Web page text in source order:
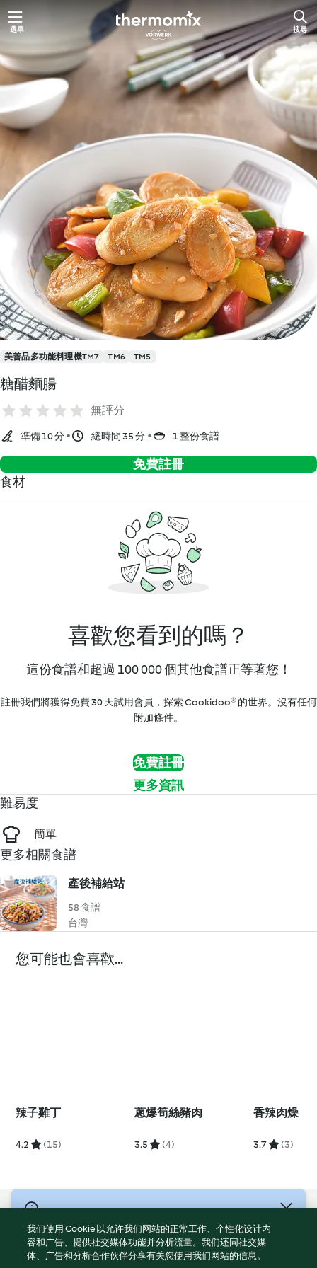
跳
主
要
容
選單 搜尋
美善品多功能料理機TM7 TM6 TM5
糖醋麵腸
無評分
準備 10 分 總時間 35 分 1 整份食譜
免費註冊
食材
喜歡您看到的嗎？
這份食譜和超過 100 000 個其他食譜正等著您！
註冊我們將獲得免費 30 天試用會員，探索 Cookidoo® 的世界。沒有任何
附加條件。
免費註冊
更多資訊
難易度
簡單
更多相關食譜
產後補給站
58 食譜
台灣
您可能也會喜歡...
辣子雞丁
4.2 (15)
蔥爆筍絲豬肉
3.5 (4)
香辣肉燥
3.7 (3)
服務條款
隱私權政策
我们使用 Cookie 以允许我们网站的正常工作、个性化设计内
容和广告、提供社交媒体功能并分析流量。我们还同社交媒
体、广告和分析合作伙伴分享有关您使用我们网站的信息。